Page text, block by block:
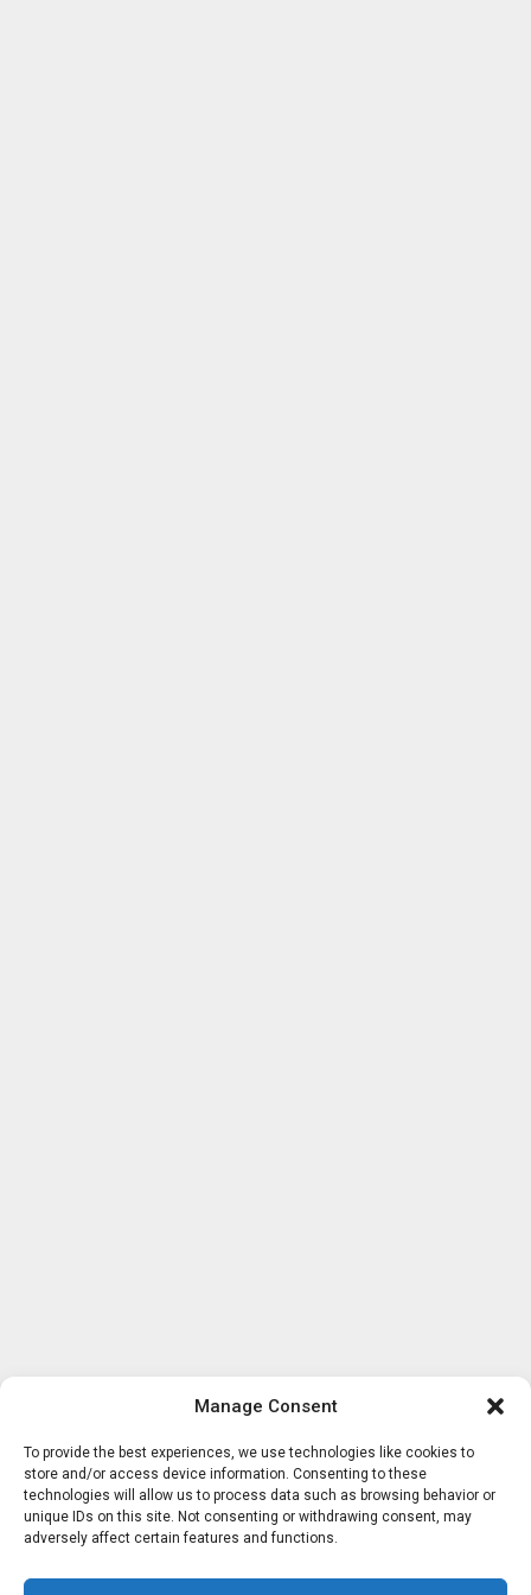
Manage Consent
To provide the best experiences, we use technologies like cookies to
store and/or access device information. Consenting to these
technologies will allow us to process data such as browsing behavior or
unique IDs on this site. Not consenting or withdrawing consent, may
adversely affect certain features and functions.